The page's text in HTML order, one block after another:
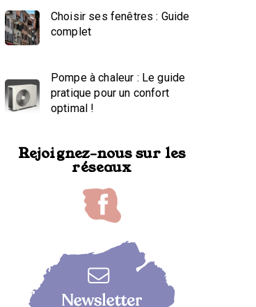
Choisir ses fenêtres : Guide
complet
Pompe à chaleur : Le guide
pratique pour un confort
optimal !
Rejoignez-nous sur les
réseaux